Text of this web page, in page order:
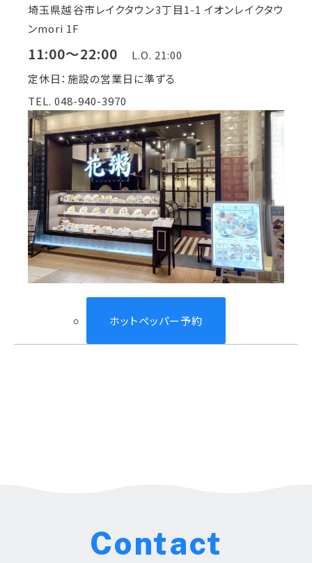
埼玉県越谷市レイクタウン3丁目1-1 イオンレイクタウ
ンmori 1F
11:00～22:00
L.O. 21:00
定休日：施設の営業日に準ずる
TEL. 048-940-3970
ホットペッパー予約
Contact